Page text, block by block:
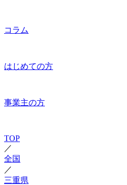
コラム
はじめての方
事業主の方
TOP
／
全国
／
三重県